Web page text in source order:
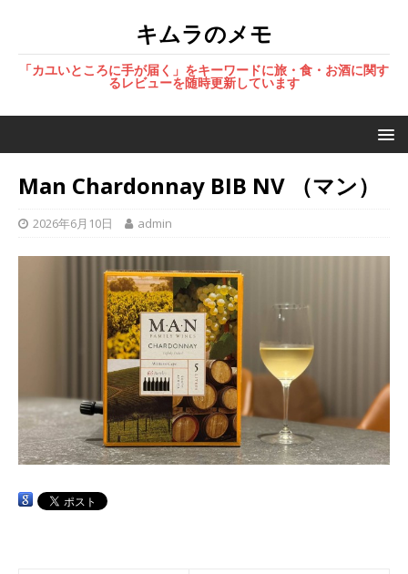
キムラのメモ
「カユいところに手が届く」をキーワードに旅・食・お酒に関す
るレビューを随時更新しています
Man Chardonnay BIB NV （マン）
2026年6月10日 admin